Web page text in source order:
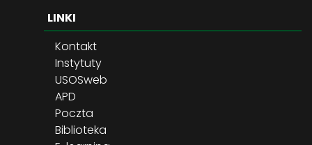
LINKI
Kontakt
Instytuty
USOSweb
APD
Poczta
Biblioteka